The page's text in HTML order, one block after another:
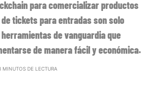
para comercializar productos
tickets para entradas son solo
de vanguardia que
de manera fácil y económica.
MINUTOS DE LECTURA